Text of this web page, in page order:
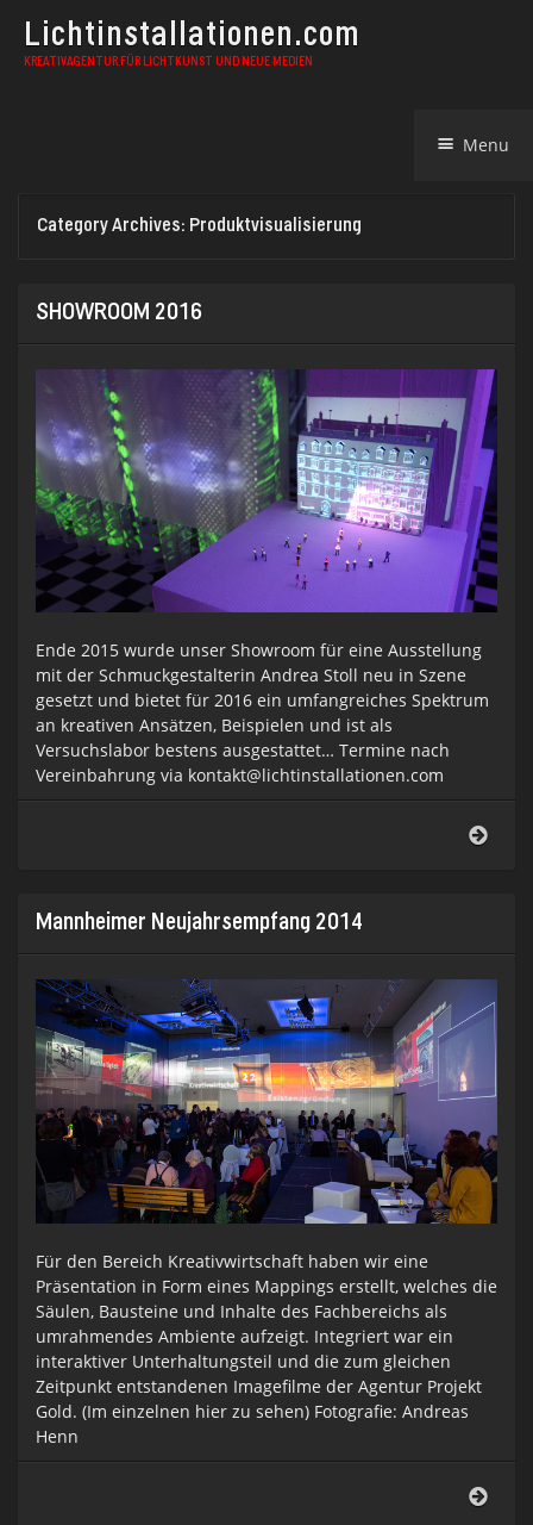
Lichtinstallationen.com
KREATIVAGENTUR FÜR LICHTKUNST UND NEUE MEDIEN
Menu
Category Archives: Produktvisualisierung
SHOWROOM 2016
Ende 2015 wurde unser Showroom für eine Ausstellung
mit der Schmuckgestalterin Andrea Stoll neu in Szene
gesetzt und bietet für 2016 ein umfangreiches Spektrum
an kreativen Ansätzen, Beispielen und ist als
Versuchslabor bestens ausgestattet… Termine nach
Vereinbahrung via kontakt@lichtinstallationen.com
Mannheimer Neujahrsempfang 2014
Für den Bereich Kreativwirtschaft haben wir eine
Präsentation in Form eines Mappings erstellt, welches die
Säulen, Bausteine und Inhalte des Fachbereichs als
umrahmendes Ambiente aufzeigt. Integriert war ein
interaktiver Unterhaltungsteil und die zum gleichen
Zeitpunkt entstandenen Imagefilme der Agentur Projekt
Gold. (Im einzelnen hier zu sehen) Fotografie: Andreas
Henn